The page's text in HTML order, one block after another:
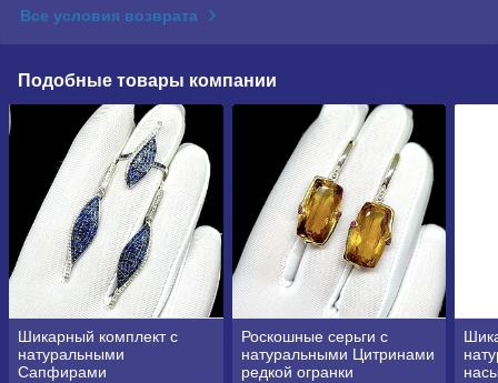
Все условия возврата
Подобные товары компании
Шикарный комплект с
натуральными
Сапфирами
Роскошные серьги с
натуральными Цитринами
редкой огранки